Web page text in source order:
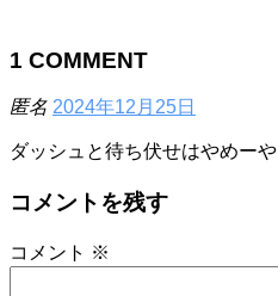
1 COMMENT
匿名 2024年12月25日
ダッシュと待ち伏せはやめーや
コメントを残す
コメント ※